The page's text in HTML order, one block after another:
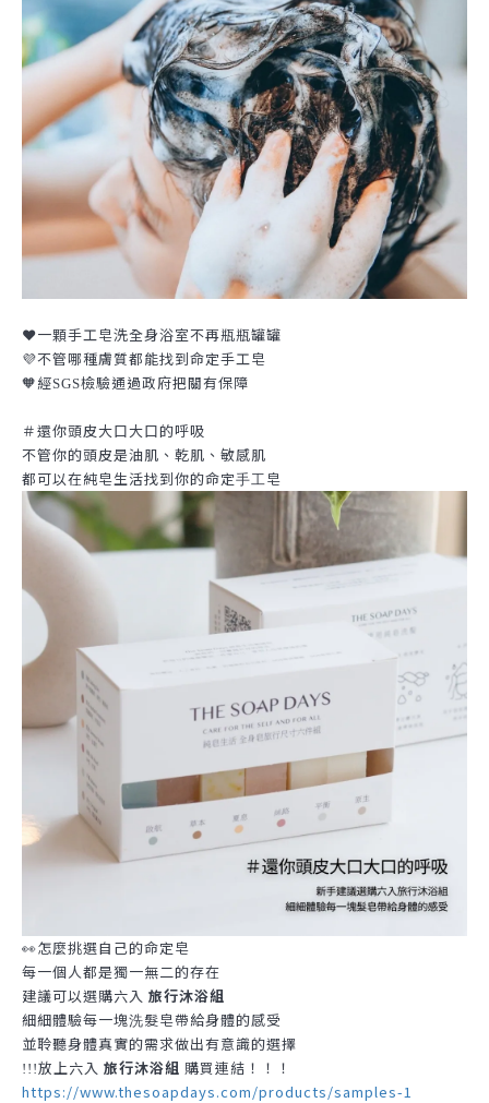
❤️一顆手工皂洗全身浴室不再瓶瓶罐罐
💜不管哪種膚質都能找到命定手工皂
🧡經SGS檢驗通過政府把關有保障
＃還你頭皮大口大口的呼吸
不管你的頭皮是油肌、乾肌、敏感肌
都可以在純皂生活找到你的命定手工 皂
👀怎麼挑選自己的命定皂
每一個人都是獨一無二的存在
建議可以選購六入 旅行沐浴組
細細體驗每一塊洗髮皂帶給身體的感受
並聆聽身體真實的需求做出有意識的選擇
!!!放上六入 旅行沐浴組 購買連結！！！
https://www.thesoapdays.com/products/samples-1